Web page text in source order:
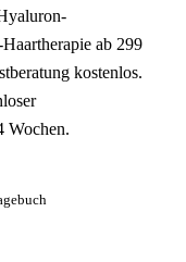
ab 299
kostenlos.
Wochen.